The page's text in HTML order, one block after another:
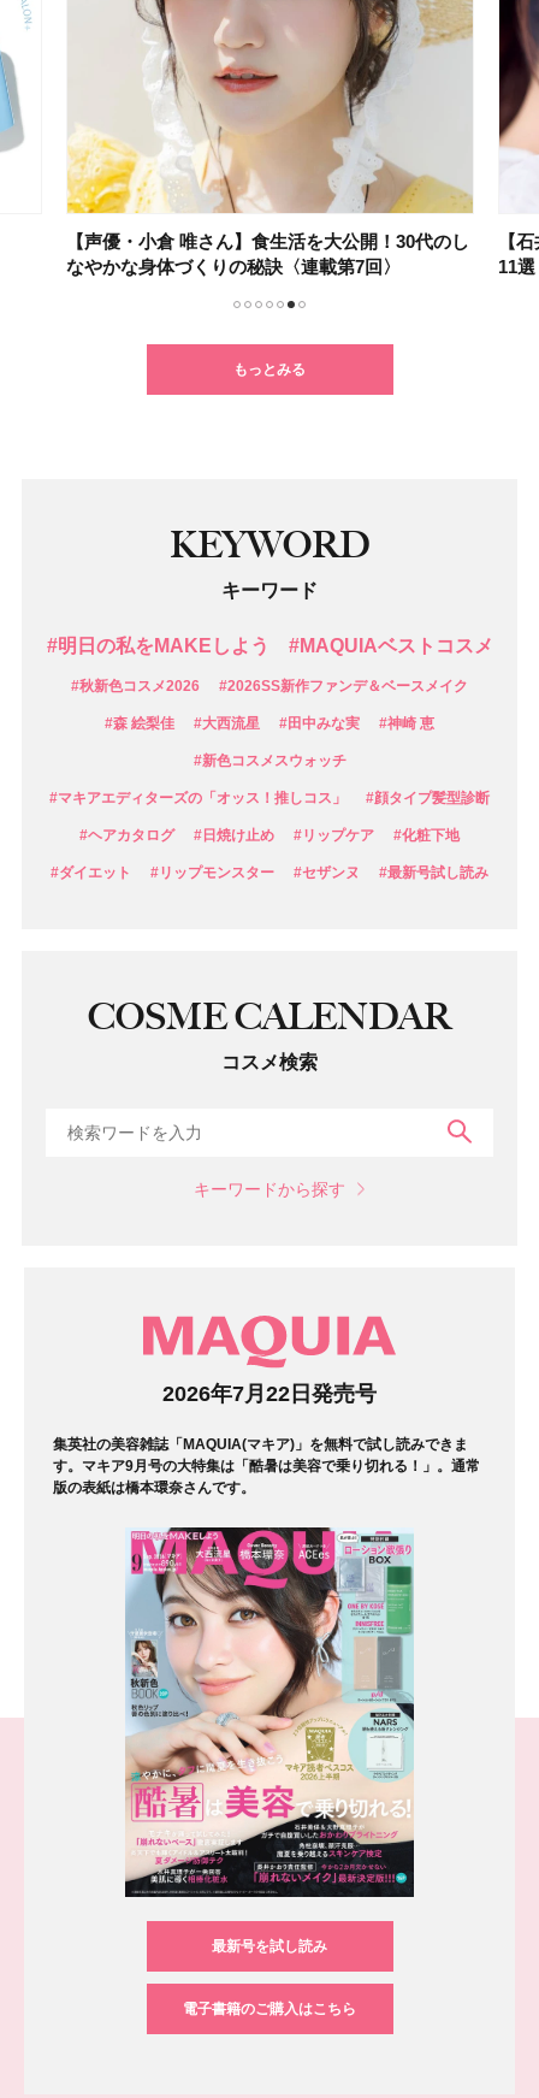
【声優・小倉 唯さん】食生活を大公開！30代のし
なやかな身体づくりの秘訣〈連載第7回〉
【
11
もっとみる
KEYWORD
キーワード
#明日の私をMAKEしよう #MAQUIAベストコスメ
#秋新色コスメ2026 #2026SS新作ファンデ＆ベースメイク
#森 絵梨佳 #大西流星 #田中みな実 #神崎 恵
#新色コスメスウォッチ
#マキアエディターズの「オッス！推しコス」 #顔タイプ髪型診断
#ヘアカタログ #日焼け止め #リップケア #化粧下地
#ダイエット #リップモンスター #セザンヌ #最新号試し読み
COSME CALENDAR
コスメ検索
キーワードから探す
2026年7月22日発売号
集英社の美容雑誌「MAQUIA(マキア)」を無料で試し読みできま
す。マキア9月号の大特集は「酷暑は美容で乗り切れる！」。通常
版の表紙は橋本環奈さんです。
最新号を試し読み
電子書籍のご購入はこちら